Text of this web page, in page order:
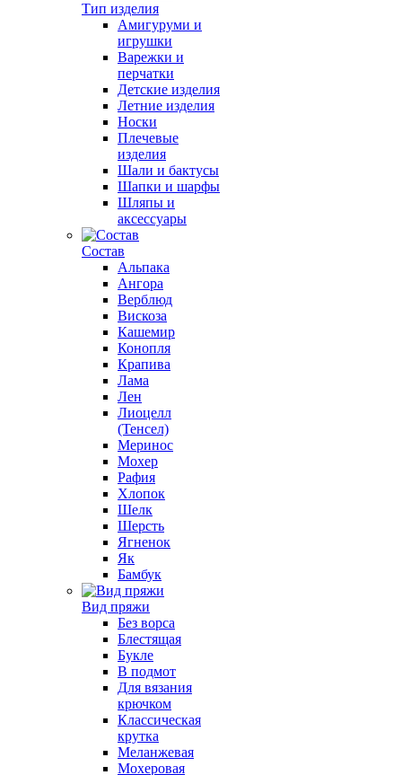
Тип изделия
Амигуруми и
игрушки
Варежки и
перчатки
Детские изделия
Летние изделия
Носки
Плечевые
изделия
Шали и бактусы
Шапки и шарфы
Шляпы и
аксессуары
Состав
Альпака
Ангора
Верблюд
Вискоза
Кашемир
Конопля
Крапива
Лама
Лен
Лиоцелл
(Тенсел)
Меринос
Мохер
Рафия
Хлопок
Шелк
Шерсть
Ягненок
Як
Бамбук
Вид пряжи
Без ворса
Блестящая
Букле
В подмот
Для вязания
крючком
Классическая
крутка
Меланжевая
Мохеровая